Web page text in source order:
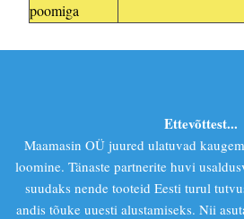
poomiga
Ettevõttest...
Maamasin OÜ juured ulatuvad
loomine. Tänaste partnerite huvi
suudaks nende tooteid Eesti turul
andis tõuke uuesti alustamiseks. Nii